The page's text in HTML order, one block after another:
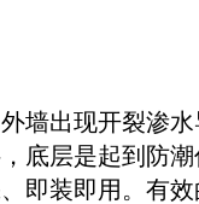
墙出现开裂渗
底层是起到防
即装即用 。 有